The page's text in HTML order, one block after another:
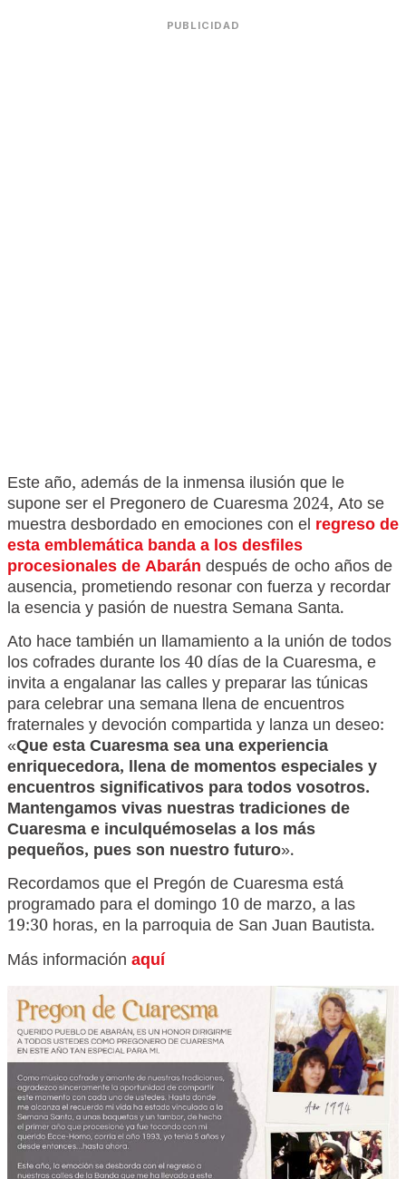
PUBLICIDAD
Este año, además de la inmensa ilusión que le
supone ser el Pregonero de Cuaresma 2024, Ato se
muestra desbordado en emociones con el regreso de
esta emblemática banda a los desfiles
procesionales de Abarán después de ocho años de
ausencia, prometiendo resonar con fuerza y recordar
la esencia y pasión de nuestra Semana Santa.
Ato hace también un llamamiento a la unión de todos
los cofrades durante los 40 días de la Cuaresma, e
invita a engalanar las calles y preparar las túnicas
para celebrar una semana llena de encuentros
fraternales y devoción compartida y lanza un deseo:
«Que esta Cuaresma sea una experiencia
enriquecedora, llena de momentos especiales y
encuentros significativos para todos vosotros.
Mantengamos vivas nuestras tradiciones de
Cuaresma e inculquémoselas a los más
pequeños, pues son nuestro futuro».
Recordamos que el Pregón de Cuaresma está
programado para el domingo 10 de marzo, a las
19:30 horas, en la parroquia de San Juan Bautista.
Más información aquí